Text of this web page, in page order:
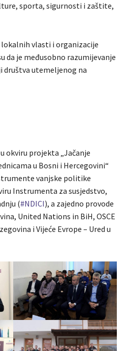
sporta, sigurnosti i zaštite,
vlasti i organizacije
da je međusobno razumijevanje
društva utemeljenog na
okviru projekta „Jačanje
u Bosni i Hercegovini“
vanjske politike
Instrumenta za susjedstvo,
(#NDICI), a zajedno provode
United Nations in BiH, OSCE
i Vijeće Evrope – Ured u